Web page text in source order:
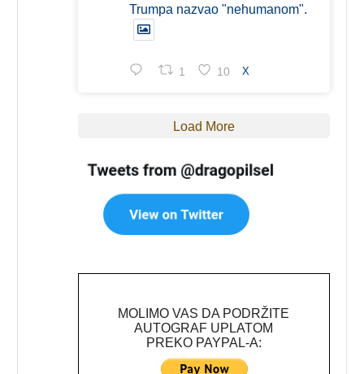
Trumpa nazvao "nehumanom".
1 10 X
Load More
MOLIMO VAS DA PODRŽITE
AUTOGRAF UPLATOM
PREKO PAYPAL-A: